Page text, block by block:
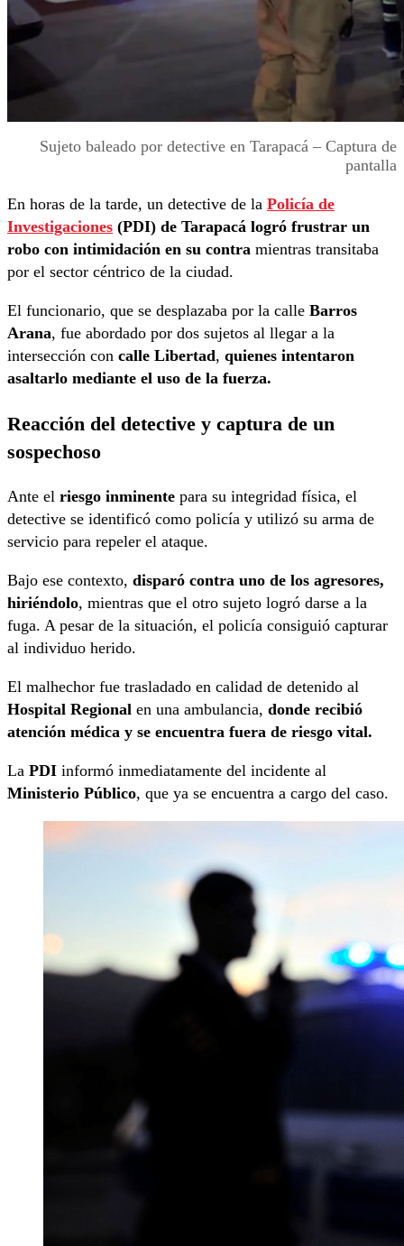
Sujeto baleado por detective en Tarapacá – Captura de
pantalla
En horas de la tarde, un detective de la Policía de
Investigaciones (PDI) de Tarapacá logró frustrar un
robo con intimidación en su contra mientras transitaba
por el sector céntrico de la ciudad.
El funcionario, que se desplazaba por la calle Barros
Arana, fue abordado por dos sujetos al llegar a la
intersección con calle Libertad, quienes intentaron
asaltarlo mediante el uso de la fuerza.
Reacción del detective y captura de un
sospechoso
Ante el riesgo inminente para su integridad física, el
detective se identificó como policía y utilizó su arma de
servicio para repeler el ataque.
Bajo ese contexto, disparó contra uno de los agresores,
hiriéndolo, mientras que el otro sujeto logró darse a la
fuga. A pesar de la situación, el policía consiguió capturar
al individuo herido.
El malhechor fue trasladado en calidad de detenido al
Hospital Regional en una ambulancia, donde recibió
atención médica y se encuentra fuera de riesgo vital.
La PDI informó inmediatamente del incidente al
Ministerio Público, que ya se encuentra a cargo del caso.